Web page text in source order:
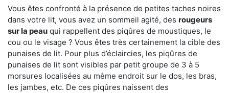
Vous êtes confronté à la présence de petites taches noires
dans votre lit, vous avez un sommeil agité, des rougeurs
sur la peau qui rappellent des piqûres de moustiques, le
cou ou le visage ? Vous êtes très certainement la cible des
punaises de lit. Pour plus d’éclaircies, les piqûres de
punaises de lit sont visibles par petit groupe de 3 à 5
morsures localisées au même endroit sur le dos, les bras,
les jambes, etc. De ces piqûres naissent des